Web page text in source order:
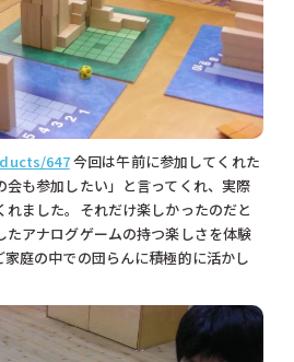
647今回は午前に参加してくれた
も参加したい」と言ってくれ、実際
ました。それだけ楽しかったのだと
アナログゲームの持つ楽しさを体験
庭の中での団らんに積極的に活かし